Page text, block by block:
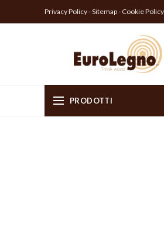
Privacy Policy-Sitemap- Cookie Policy
PRODOTTI